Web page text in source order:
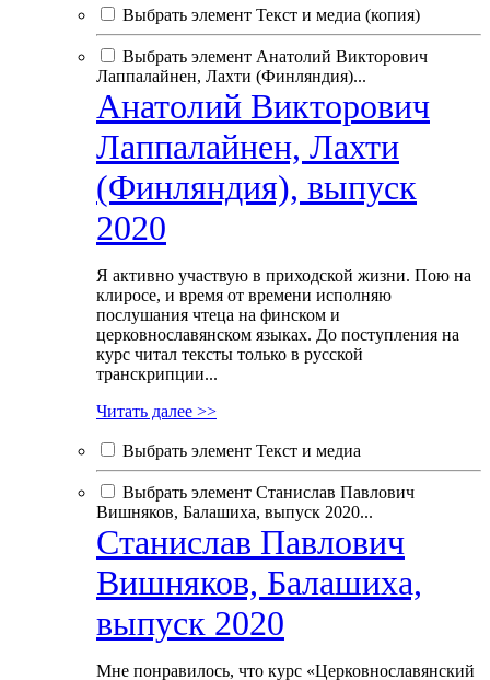
Выбрать элемент Текст и медиа (копия)
Выбрать элемент Анатолий Викторович
Лаппалайнен, Лахти (Финляндия)...
Анатолий Викторович
Лаппалайнен, Лахти
(Финляндия), выпуск
2020
Я активно участвую в приходской жизни. Пою на
клиросе, и время от времени исполняю
послушания чтеца на финском и
церковнославянском языках. До поступления на
курс читал тексты только в русской
транскрипции...
Читать далее >>
Выбрать элемент Текст и медиа
Выбрать элемент Станислав Павлович
Вишняков, Балашиха, выпуск 2020...
Станислав Павлович
Вишняков, Балашиха,
выпуск 2020
Мне понравилось, что курс «Церковнославянский